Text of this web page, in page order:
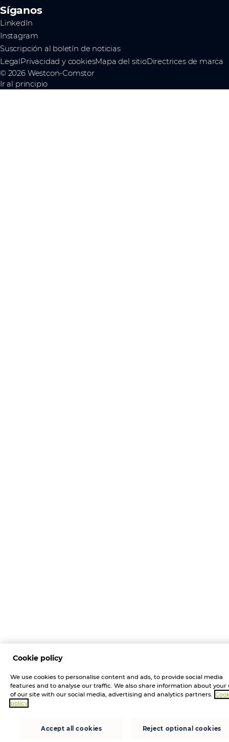
Síganos
LinkedIn
Instagram
Suscripción al boletín de noticias
LegalPrivacidad y cookiesMapa del sitioDirectrices de marca
© 2026 Westcon-Comstor
Ir al principio
Cookie policy
We use cookies to personalise content and ads, to provide social media
features and to analyse our traffic. We also share information about your
of our site with our social media, advertising and analytics partners.
policy
Accept all cookies Reject optional cookies